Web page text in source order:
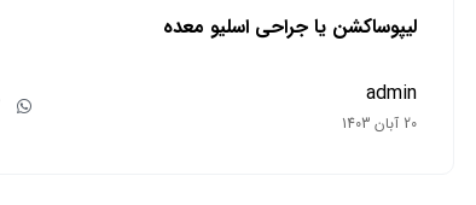
لیپوساکشن یا جراحی اسلیو معده
admin
20 آبان 1403